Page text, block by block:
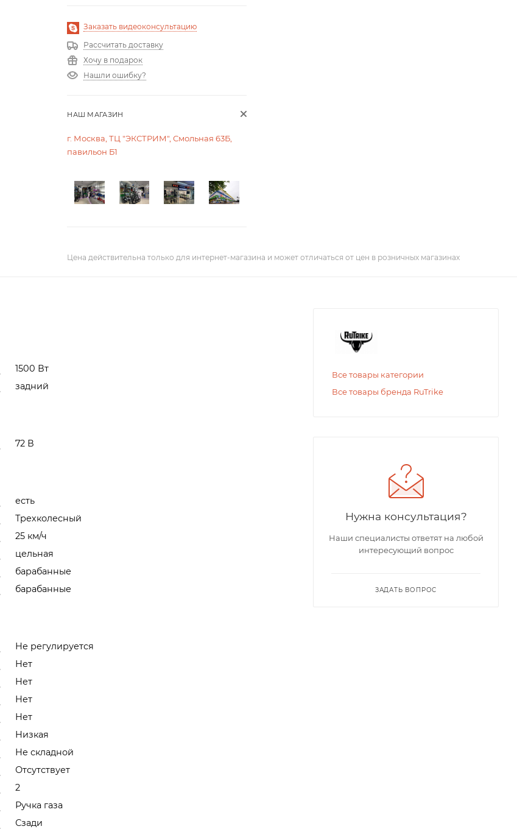
Заказать видеоконсультацию
Рассчитать доставку
Хочу в подарок
Нашли ошибку?
НАШ МАГАЗИН
г. Москва, ТЦ "ЭКСТРИМ", Смольная 63Б,
павильон Б1
Цена действительна только для интернет-магазина и может отличаться от цен в розничных магазинах
1500 Вт
задний
72 В
есть
Трехколесный
25 км/ч
цельная
барабанные
барабанные
Не регулируется
Нет
Нет
Нет
Нет
Низкая
Не складной
Отсутствует
2
Ручка газа
Сзади
Все товары категории
Все товары бренда RuTrike
Нужна консультация?
Наши специалисты ответят на любой
интересующий вопрос
ЗАДАТЬ ВОПРОС